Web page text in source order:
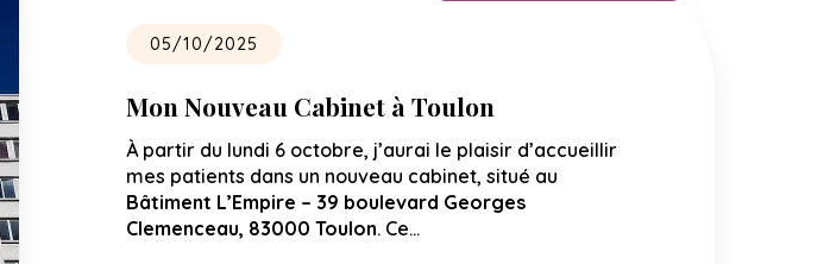
05/10/2025
Mon Nouveau Cabinet à Toulon
À partir du lundi 6 octobre, j’aurai le plaisir d’accueillir
mes patients dans un nouveau cabinet, situé au
Bâtiment L’Empire – 39 boulevard Georges
Clemenceau, 83000 Toulon. Ce…